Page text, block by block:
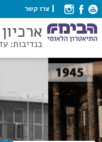
צרו קשר
ארכיון
בנדיבות: